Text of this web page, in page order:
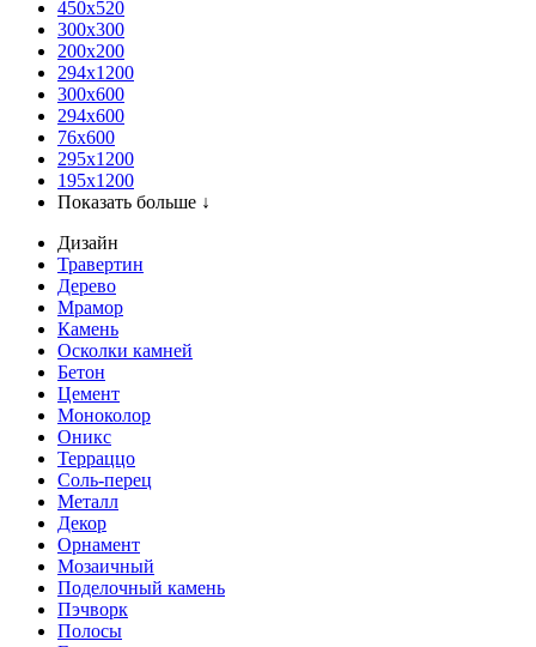
450x520
300x300
200x200
294x1200
300x600
294x600
76х600
295х1200
195х1200
Показать больше ↓
Дизайн
Травертин
Дерево
Мрамор
Камень
Осколки камней
Бетон
Цемент
Моноколор
Оникс
Терраццо
Соль-перец
Металл
Декор
Орнамент
Мозаичный
Поделочный камень
Пэчворк
Полосы